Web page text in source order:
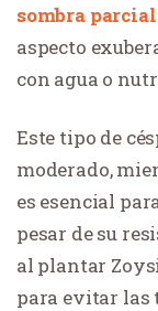
sombra parcial
aspecto
con agua o
Este tipo de
moderado,
es esencial
pesar de su
al plantar
para evitar las